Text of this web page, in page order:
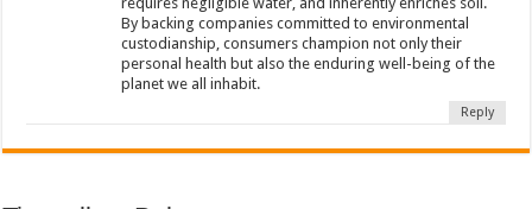
By backing companies committed to environmental
custodianship, consumers champion not only their
personal health but also the enduring well-being of the
planet we all inhabit.
Reply